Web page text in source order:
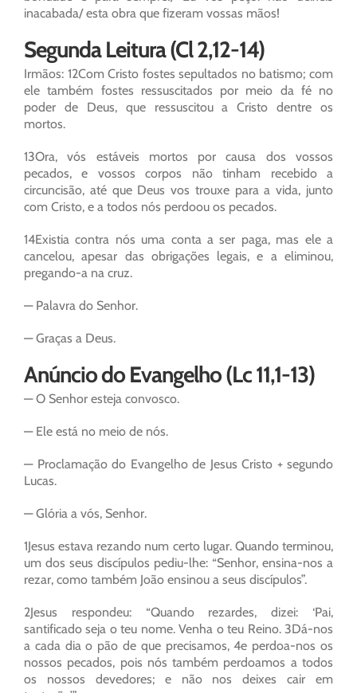
inacabada/ esta obra que fizeram vossas mãos!
Segunda Leitura (Cl 2,12-14)
Irmãos: 12Com Cristo fostes sepultados no batismo; com
ele também fostes ressuscitados por meio da fé no
poder de Deus, que ressuscitou a Cristo dentre os
mortos.
13Ora, vós estáveis mortos por causa dos vossos
pecados, e vossos corpos não tinham recebido a
circuncisão, até que Deus vos trouxe para a vida, junto
com Cristo, e a todos nós perdoou os pecados.
14Existia contra nós uma conta a ser paga, mas ele a
cancelou, apesar das obrigações legais, e a eliminou,
pregando-a na cruz.
— Palavra do Senhor.
— Graças a Deus.
Anúncio do Evangelho (Lc 11,1-13)
— O Senhor esteja convosco.
— Ele está no meio de nós.
— Proclamação do Evangelho de Jesus Cristo + segundo
Lucas.
— Glória a vós, Senhor.
1Jesus estava rezando num certo lugar. Quando terminou,
um dos seus discípulos pediu-lhe: “Senhor, ensina-nos a
rezar, como também João ensinou a seus discípulos”.
2Jesus respondeu: “Quando rezardes, dizei: ‘Pai,
santificado seja o teu nome. Venha o teu Reino. 3Dá-nos
a cada dia o pão de que precisamos, 4e perdoa-nos os
nossos pecados, pois nós também perdoamos a todos
os nossos devedores; e não nos deixes cair em